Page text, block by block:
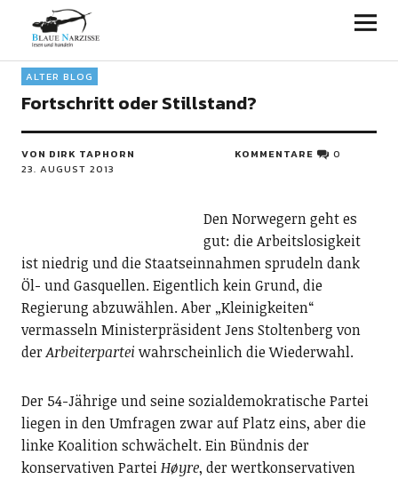
Blaue Narzisse
ALTER BLOG
Fortschritt oder Stillstand?
VON DIRK TAPHORN
23. AUGUST 2013
KOMMENTARE 0
Den Norwegern geht es
gut: die Arbeitslosigkeit
ist niedrig und die Staatseinnahmen sprudeln dank
Öl- und Gasquellen. Eigentlich kein Grund, die
Regierung abzuwählen. Aber „Kleinigkeiten“
vermasseln Ministerpräsident Jens Stoltenberg von
derArbeiterpartei wahrscheinlich die Wiederwahl.
Der 54-Jährige und seine sozialdemokratische Partei
liegen in den Umfragen zwar auf Platz eins, aber die
linke Koalition schwächelt. Ein Bündnis der
konservativen ParteiHøyre, der wertkonservativen